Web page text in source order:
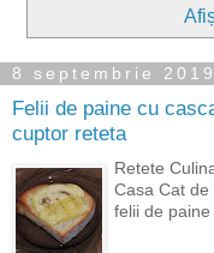
8 septembrie 2019
Felii de paine cu
cuptor reteta
Retete
Casa Cat
felii de paine